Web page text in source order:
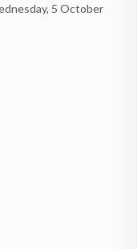
5 October